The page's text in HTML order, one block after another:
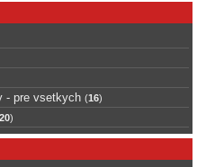
- pre vsetkych (16)
20)